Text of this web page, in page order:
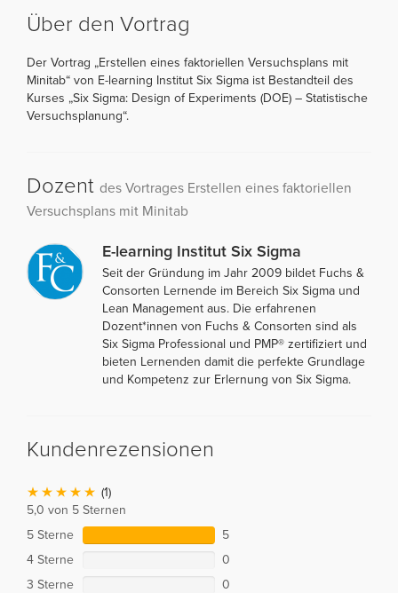
Über den Vortrag
Der Vortrag „Erstellen eines faktoriellen Versuchsplans mit
Minitab“ von E-learning Institut Six Sigma ist Bestandteil des
Kurses „Six Sigma: Design of Experiments (DOE) – Statistische
Versuchsplanung“.
Dozent des Vortrages Erstellen eines faktoriellen
Versuchsplans mit Minitab
E-learning Institut Six Sigma
Seit der Gründung im Jahr 2009 bildet Fuchs &
Consorten Lernende im Bereich Six Sigma und
Lean Management aus. Die erfahrenen
Dozent*innen von Fuchs & Consorten sind als
Six Sigma Professional und PMP® zertifiziert und
bieten Lernenden damit die perfekte Grundlage
und Kompetenz zur Erlernung von Six Sigma.
Kundenrezensionen
(1)
5,0 von 5 Sternen
5 Sterne
5
4 Sterne
0
3 Sterne
0